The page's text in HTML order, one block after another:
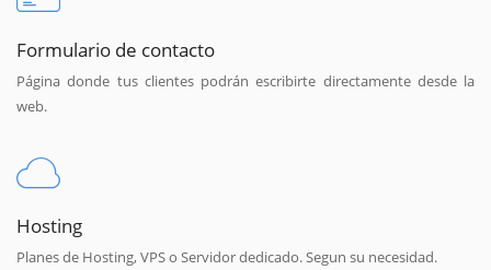
Formulario de contacto
Página donde tus clientes podrán escribirte directamente desde la
web.
Hosting
Planes de Hosting, VPS o Servidor dedicado. Segun su necesidad.